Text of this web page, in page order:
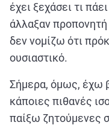
έχει ξεχάσει τι
άλλαξαν
δεν νομίζω ότι
ουσιαστικό.
Σήμερα, όμως, έχω
κάποιες πιθανές
παίξω ζητούμενες